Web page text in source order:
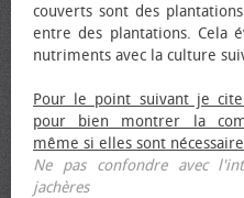
couverts sont des
entre des plantations. Cela
nutriments avec la culture
Pour le point suivant je
pour bien montrer la
même si elles sont
Ne pas confondre avec
jachères